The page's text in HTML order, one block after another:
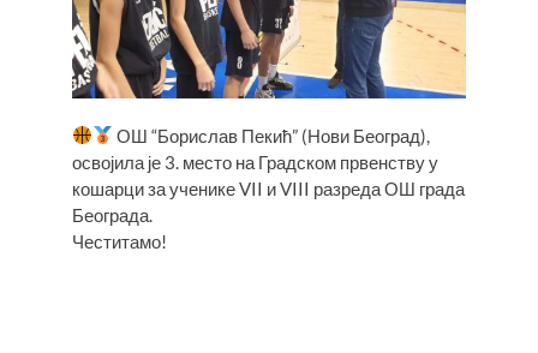
ОШ “Борислав Пекић” (Нови Београд),
освојила је 3. место на Градском првенству у
кошарци за ученике VII и VIII разреда ОШ града
Београда.
Честитамо!